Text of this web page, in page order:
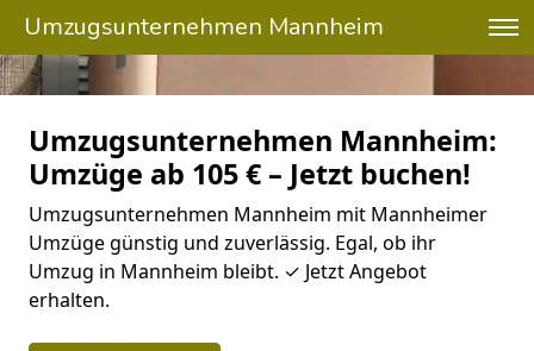
Umzugsunternehmen Mannheim
Umzugsunternehmen Mannheim:
Umzüge ab 105 € – Jetzt buchen!
Umzugsunternehmen Mannheim mit Mannheimer
Umzüge günstig und zuverlässig. Egal, ob ihr
Umzug in Mannheim bleibt. ✓ Jetzt Angebot
erhalten.